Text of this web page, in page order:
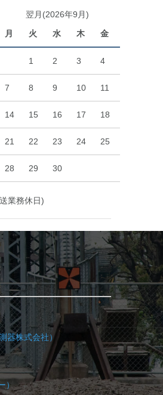
翌月(2026年9月)
月 火 水 木 金
1 2 3 4
7 8 9 10 11
14 15 16 17 18
21 22 23 24 25
28 29 30
業務休日)
器株式会社）
）